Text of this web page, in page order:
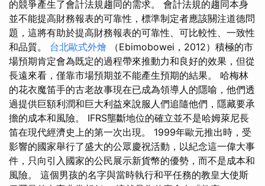
的競爭產生了會計法規趨同的需求。 會計法規的趨同本身
並不能提高財務報表的可靠性，標準制定者應該關注道德問
題，這將有助於提高財務報表的可靠性、可比較性、一致性
和品質。 台北歐式外燴 （Ebimobowei，2012）積極的市
場預期肯定會為既定的過程帶來推動力和良好的效果，但從
長遠來看，僅靠市場預期並不能產生預期的結果。 哈梅林
的花衣魔笛手的古老故事現在已成為領導人的隱喻，他們透
過提供巨額利潤和巨大利益來說服人們追隨他們，隱藏要承
擔的成本和風險。 IFRS壟斷地位的確立並不是哈姆萊尼長
笛在現代經濟史上的第一次出現。 1999年歐元推出時，受
影響的國家舉行了盛大的公眾慶祝活動，以紀念這一偉大事
件，只向引入國家的公民展示新貨幣的優勢，而不是成本和
風險。 這個男孩的名字與當時執行和平任務的教皇大使斯